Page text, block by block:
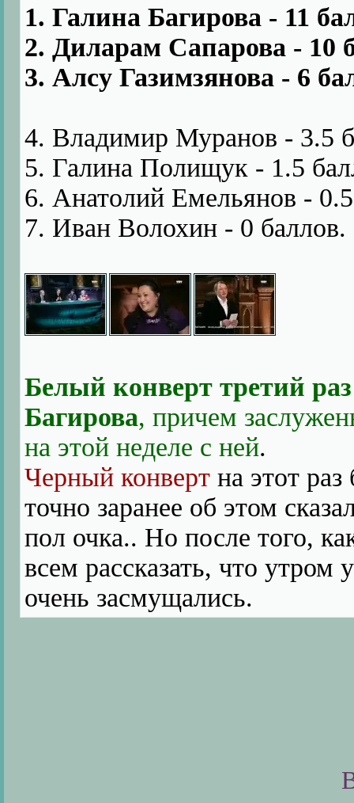
1. Галина Багирова - 11
2. Диларам Сапарова - 10
3. Алсу Газимзянова - 6
4. Владимир Муранов - 3.5
5. Галина Полищук - 1.5
6. Анатолий Емельянов -
7. Иван Волохин - 0 баллов.
Белый конверт третий
Багирова, причем
на этой неделе с ней.
Черный конверт на этот
точно заранее об этом
пол очка.. Но после того,
всем рассказать, что
очень засмущались.